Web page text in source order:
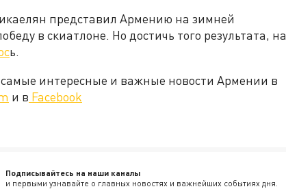
представил Армению на зимней
в скиатлоне. Но достичь того результата, на
ь.
интересные и важные новости Армении в
и в Facebook
Подписывайтесь на наши каналы
и первыми узнавайте о главных новостях и важнейших событиях дня.